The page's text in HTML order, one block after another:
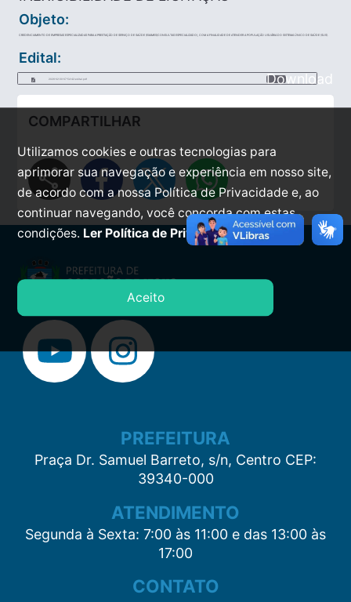
Objeto:
CREDENCIAMENTO DE EMPRESAS ESPECIALIZADAS PARA A PRESTAÇÃO DE SERVIÇO DE SAÚDE (EXAMES/CONSULTAS ESPECIALIZADO), COM A FINALIDADE DE ATENDER A POPULAÇÃO USUÁRIA DO SISTEMA ÚNICO DE SAÚDE (SUS).
Edital:
2026-02-20-07-54-42-edital.pdf Download
COMPARTILHAR
share
PREFEITURA
Praça Dr. Samuel Barreto, s/n, Centro CEP:
39340-000
ATENDIMENTO
Segunda à Sexta: 7:00 às 11:00 e das 13:00 às
17:00
CONTATO
Utilizamos cookies e outras tecnologias para
aprimorar sua navegação e experiência em nosso site,
de acordo com a nossa Política de Privacidade e, ao
continuar navegando, você concorda com estas
condições. Ler Política de Privacidade.
Aceito